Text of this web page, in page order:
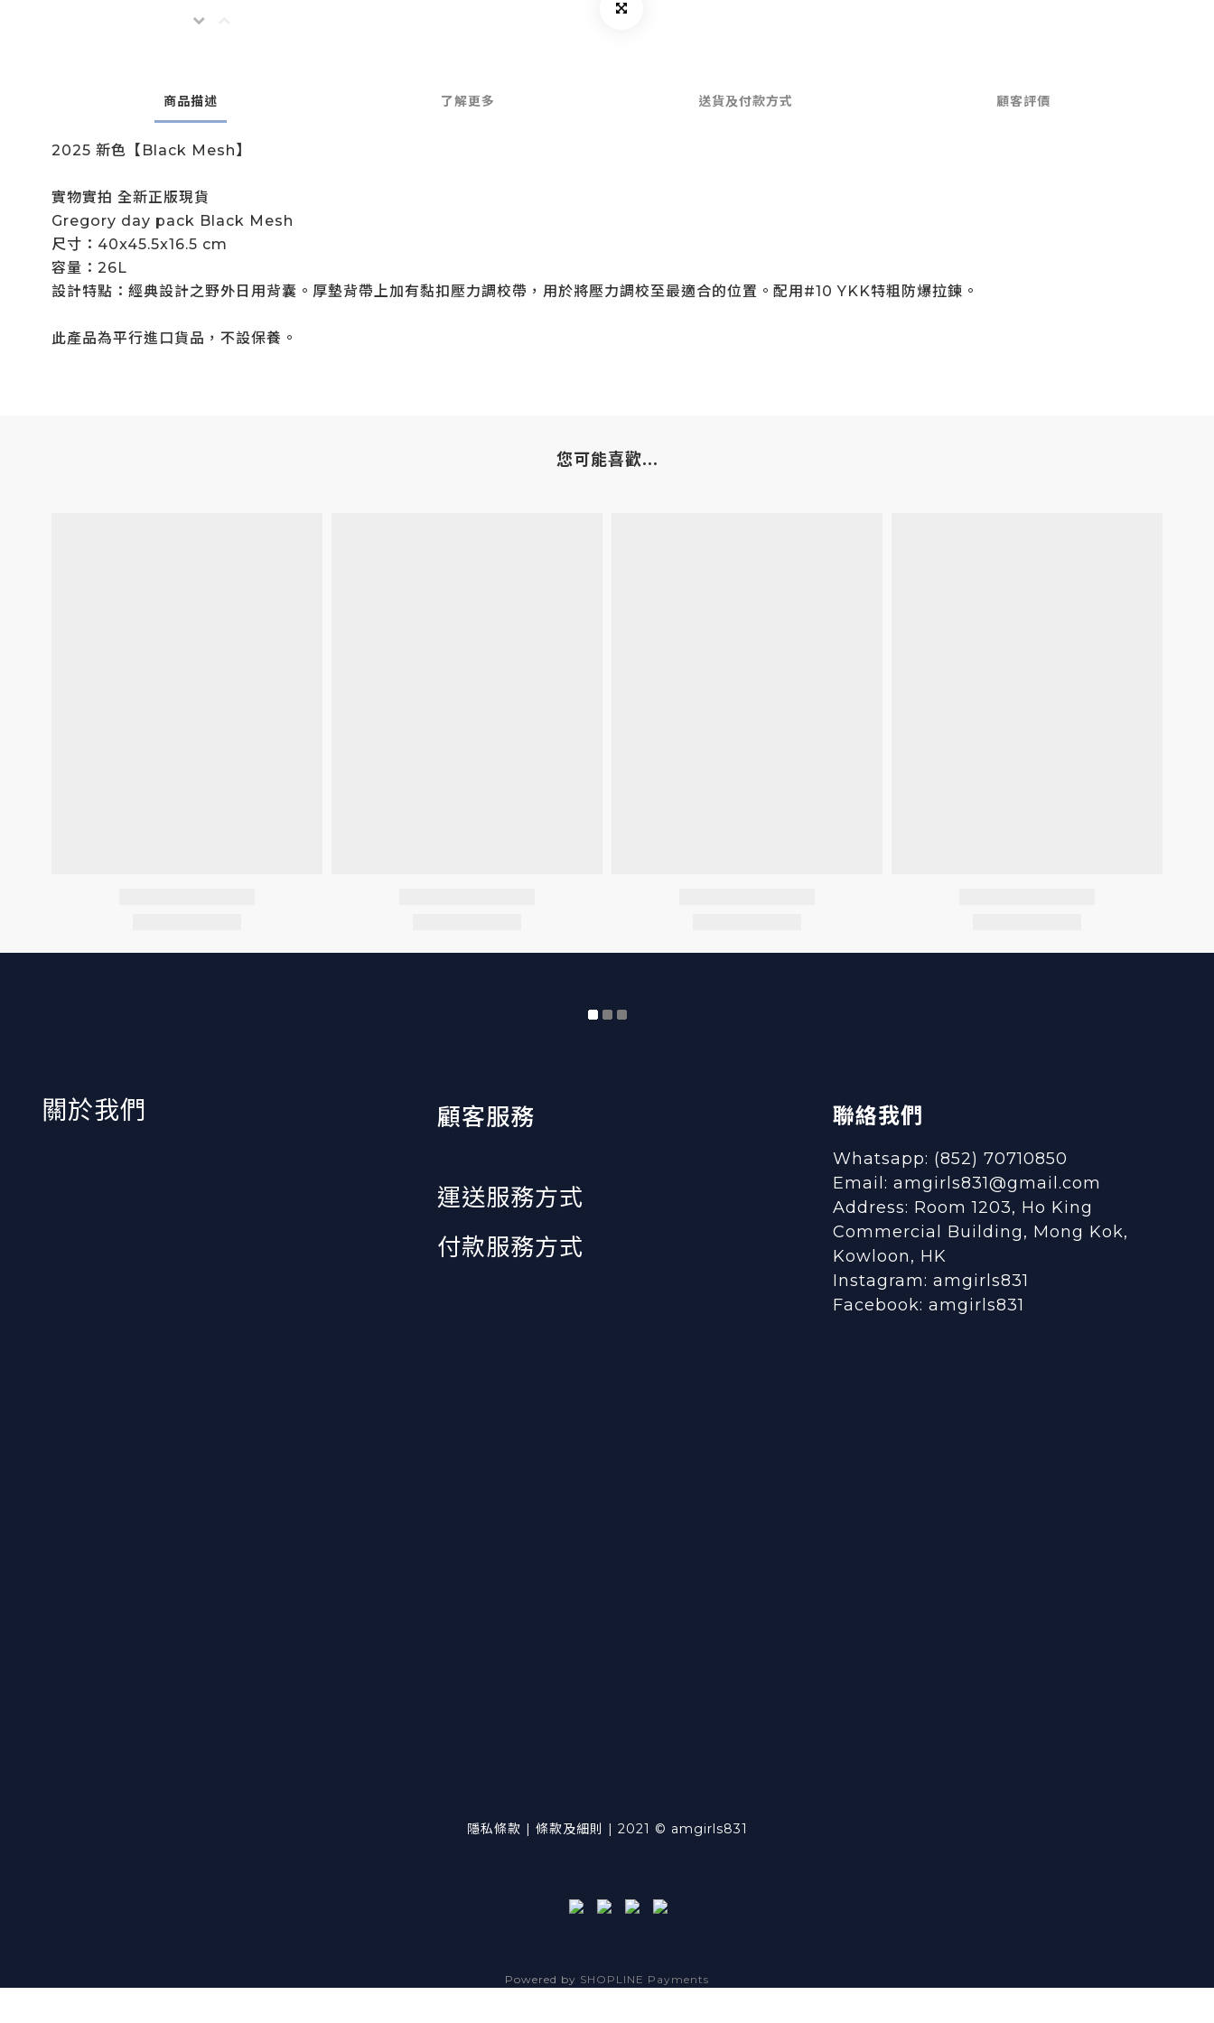
商品描述 了解更多 送貨及付款方式 顧客評價
2025 新色【Black Mesh】
實物實拍 全新正版現貨
Gregory day pack Black Mesh
尺寸：40x45.5x16.5 cm
容量：26L
設計特點：經典設計之野外日用背囊。厚墊背帶上加有黏扣壓力調校帶，用於將壓力調校至最適合的位置。配用#10 YKK特粗防爆拉鍊。
此產品為平行進口貨品，不設保養。
您可能喜歡...
​關於我們 顧客服務
運送服務方式
付款服務方式
聯絡我們
Whatsapp: (852) 70710850
Email: amgirls831@gmail.com
Address: Room 1203, Ho King
Commercial Building, Mong Kok,
Kowloon, HK
Instagram: amgirls831
Facebook: amgirls831
隱私條款 | 條款及細則 | 2021 © amgirls831
Powered by SHOPLINE Payments